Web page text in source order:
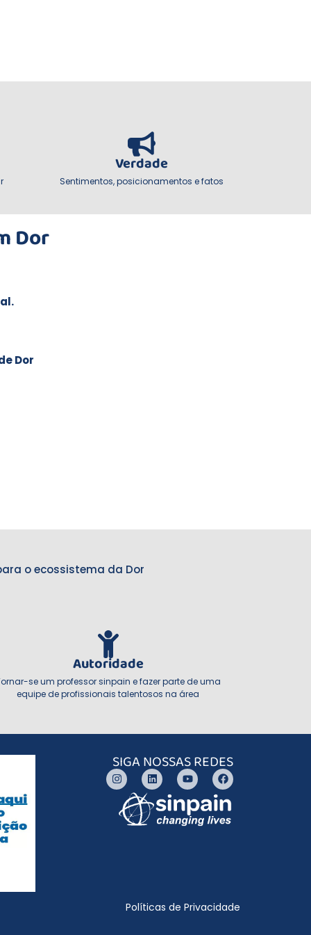
Verdade
Sentimentos, posicionamentos e fatos
Dor
Dor
o ecossistema da Dor
Autoridade
se um professor sinpain e fazer parte de uma
equipe de profissionais talentosos na área
SIGA NOSSAS REDES
Políticas de Privacidade